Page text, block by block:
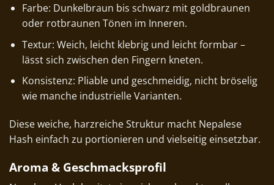
Farbe: Dunkelbraun bis schwarz mit goldbraunen
oder rotbraunen Tönen im Inneren.
Textur: Weich, leicht klebrig und leicht formbar –
lässt sich zwischen den Fingern kneten.
Konsistenz: Pliable und geschmeidig, nicht bröselig
wie manche industrielle Varianten.
Diese weiche, harzreiche Struktur macht Nepalese
Hash einfach zu portionieren und vielseitig einsetzbar.
Aroma & Geschmacksprofil